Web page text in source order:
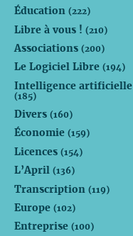
Éducation (222)
Libre à vous ! (210)
Associations (200)
Le Logiciel Libre (194)
Intelligence artificielle
(185)
Divers (160)
Économie (159)
Licences (154)
L’April (136)
Transcription (119)
Europe (102)
Entreprise (100)